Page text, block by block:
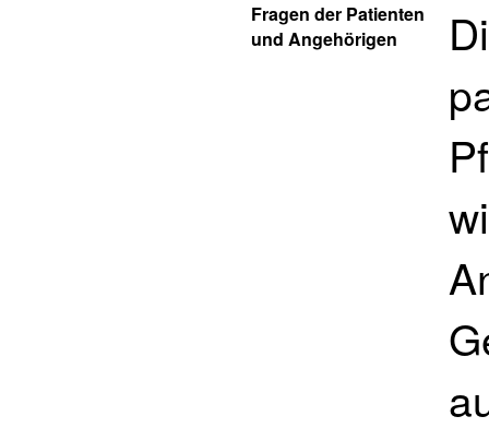
Fragen der Patienten
und Angehörigen